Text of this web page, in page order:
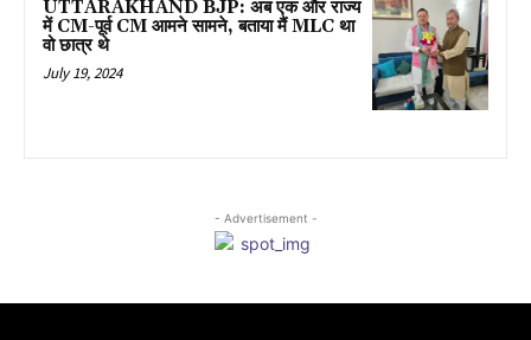
UTTARAKHAND BJP: अब एक और राज्य
में CM-पूर्व CM आमने सामने, बताया मैं MLC था
वो छात्र थे
July 19, 2024
- Advertisement -